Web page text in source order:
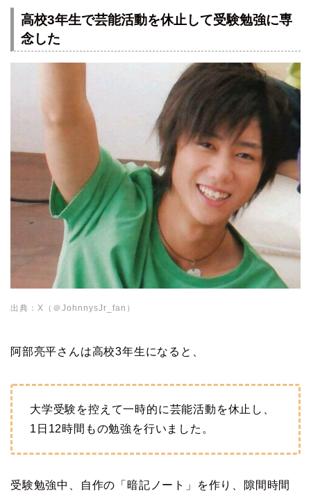
高校3年生で芸能活動を休止して受験勉強に専
念した
出典：X（＠JohnnysJr_fan）
阿部亮平さんは高校3年生になると、
大学受験を控えて一時的に芸能活動を休止し、
1日12時間もの勉強を行いました。
受験勉強中、自作の「暗記ノート」を作り、隙間時間